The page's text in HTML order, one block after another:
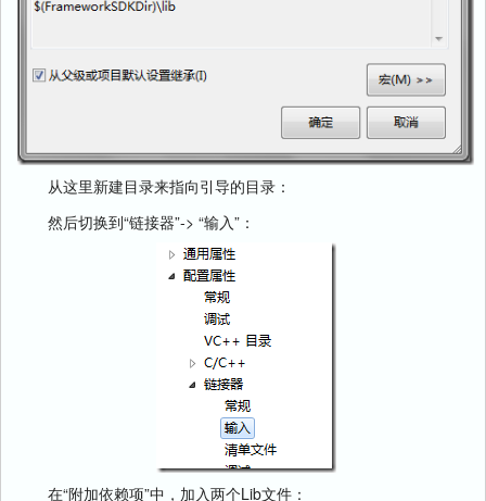
从这里新建目录来指向引导的目录：
然后切换到“链接器”-> “输入”：
在“附加依赖项”中，加入两个Lib文件：